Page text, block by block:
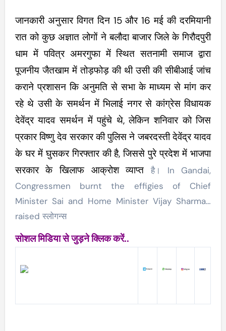
जानकारी अनुसार विगत दिन 15 और 16 मई की दरमियानी
रात को कुछ अज्ञात लोगों ने बलौदा बाजार जिले के गिरौदपुरी
धाम में पवित्र अमरगुफा में स्थित सतनामी समाज द्वारा
पूजनीय जैतखाम में तोड़फोड़ की थी उसी की सीबीआई जांच
कराने प्रशासन कि अनुमति से सभा के माध्यम से मांग कर
रहे थे उसी के समर्थन में भिलाई नगर से कांग्रेस विधायक
देवेंद्र यादव समर्थन में पहुंचे थे, लेकिन शनिवार को जिस
प्रकार विष्णु देव सरकार की पुलिस ने जबरदस्ती देवेंद्र यादव
के घर में घुसकर गिरफ्तार की है, जिससे पुरे प्रदेश में भाजपा
सरकार के खिलाफ आक्रोश व्याप्त है। In Gandai,
Congressmen burnt the effigies of Chief
Minister Sai and Home Minister Vijay Sharma…
raised स्लोगन्स
सोशल मिडिया से जुड़ने क्लिक करें..